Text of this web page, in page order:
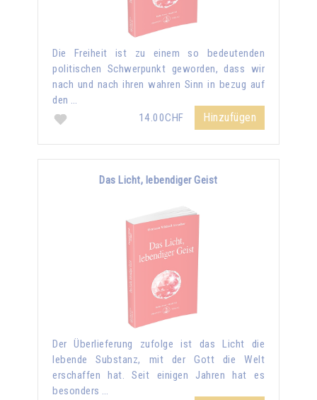
Die Freiheit ist zu einem so bedeutenden
politischen Schwerpunkt geworden, dass wir
nach und nach ihren wahren Sinn in bezug auf
den …
14.00CHF
Hinzufügen
Das Licht, lebendiger Geist
Der Überlieferung zufolge ist das Licht die
lebende Substanz, mit der Gott die Welt
erschaffen hat. Seit einigen Jahren hat es
besonders …